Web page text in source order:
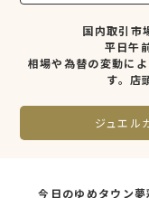
国内取引市
平日午
相場や為替の変動に
す。店
ジュエル
今日のゆめタウン夢